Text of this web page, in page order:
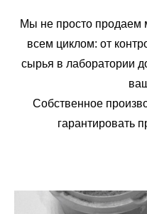
Мы не просто
всем циклом: от
сырья в лаборатории
Собственное
гарантировать